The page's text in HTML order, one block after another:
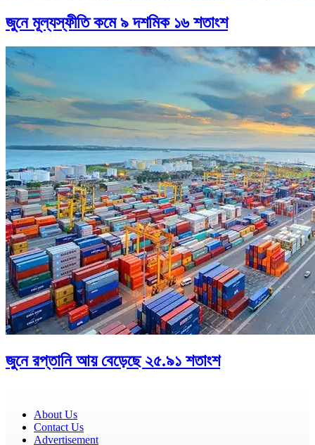
জুনে মূল্যস্ফীতি কমে ৯ দশমিক ১৬ শতাংশ
জুনে রপ্তানি আয় বেড়েছে ২৫.৯১ শতাংশ
About Us
Contact Us
Advertisement